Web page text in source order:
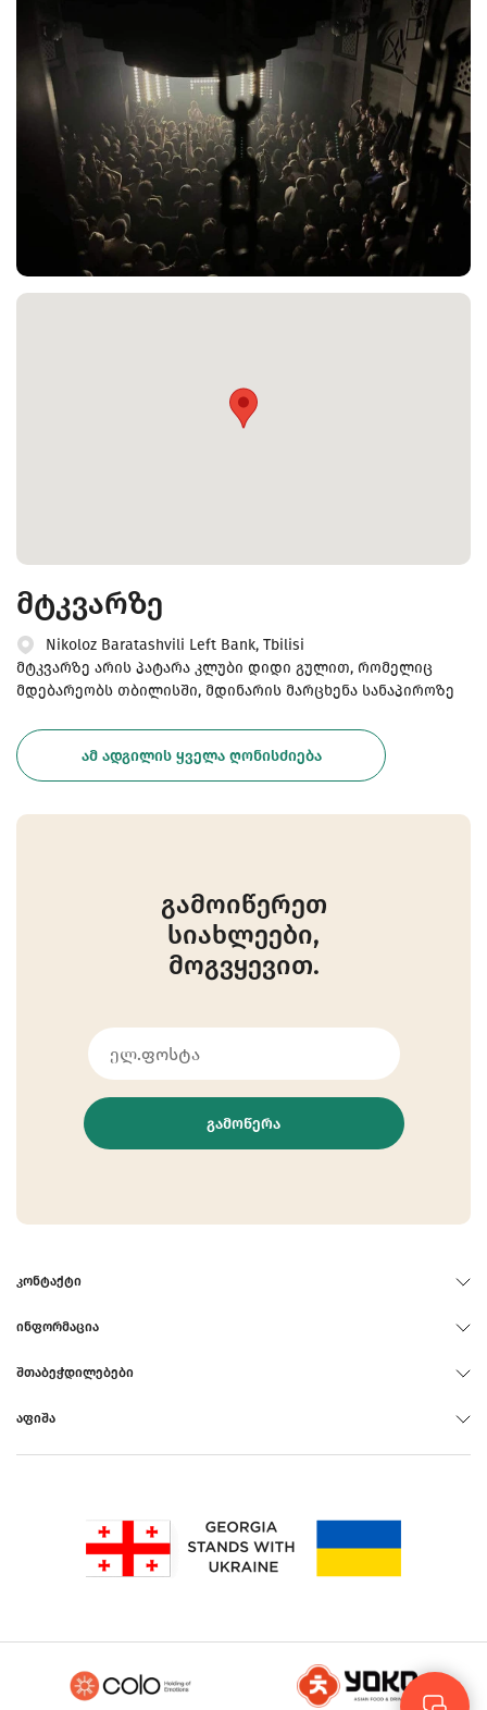
მტკვარზე
Nikoloz Baratashvili Left Bank, Tbilisi
მტკვარზე არის პატარა კლუბი დიდი გულით, რომელიც
მდებარეობს თბილისში, მდინარის მარცხენა სანაპიროზე
ᲐᲛ ᲐᲓᲒᲘᲚᲘᲡ ᲧᲕᲔᲚᲐ ᲦᲝᲜᲘᲡᲫᲘᲔᲑᲐ
გამოიწერეთ
სიახლეები,
მოგვყევით.
ᲒᲐᲛᲝᲬᲔᲠᲐ
ᲙᲝᲜᲢᲐᲥᲢᲘ
ᲘᲜᲤᲝᲠᲛᲐᲪᲘᲐ
ᲨᲗᲐᲑᲔᲭᲓᲘᲚᲔᲑᲔᲑᲘ
ᲐᲤᲘᲨᲐ